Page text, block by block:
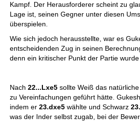
Kampf. Der Herausforderer scheint zu
Lage ist, seinen Gegner unter diesen
überspielen.
Wie sich jedoch herausstellte, war es
entscheidenden Zug in seinen
denn ein kritischer Punkt der Partie
Nach 22...Lxe5 sollte Weiß das
zu Vereinfachungen geführt hätte.
indem er 23.dxe5 wählte und Schwarz
was der Inder selbst zugab, bei der